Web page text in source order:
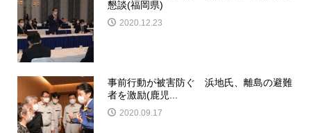
懇談(福岡県)
2020.12.23
事前行動が被害防ぐ 浜地氏、離島の避難
者を激励(鹿児...
2020.09.17